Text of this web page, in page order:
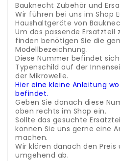
Bauknecht Zubehör und
Wir führen bei uns im Shop
Haushaltgeräte von
Um das passende Ersatzteil
finden benötigen Sie die
Modellbezeichnung.
Diese Nummer befindet
Typenschild auf der
der Mikrowelle.
Hier eine kleine Anleitung
befindet.
Geben Sie danach diese
oben rechts im Shop ein.
Sollte das gesuchte
können Sie uns gerne eine
machen.
Wir klären danach den
umgehend ab.